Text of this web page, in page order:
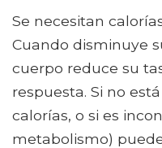
Se necesitan
Cuando disminuye
cuerpo reduce su
respuesta. Si no
calorías, o si es
metabolismo)